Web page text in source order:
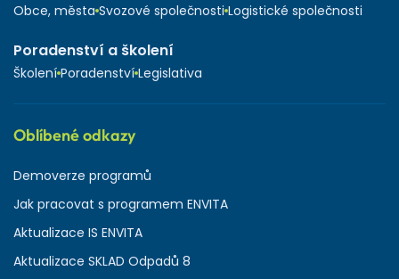
Obce, města Svozové společnosti Logistické společnosti
Poradenství a školení
Školení Poradenství Legislativa
Oblíbené odkazy
Demoverze programů
Jak pracovat s programem ENVITA
Aktualizace IS ENVITA
Aktualizace SKLAD Odpadů 8